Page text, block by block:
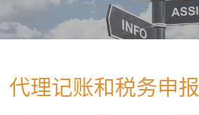
代理记账和税务申报